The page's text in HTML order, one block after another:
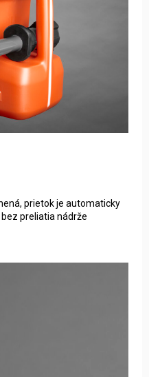
prietok je automaticky
preliatia nádrže